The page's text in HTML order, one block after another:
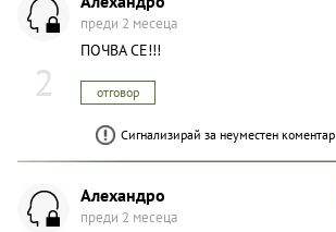
2
преди 2 месеца
ПОЧВА СЕ!!!
отговор
Сигнализирай за неуместен коментар
Aлexaндpo
преди 2 месеца